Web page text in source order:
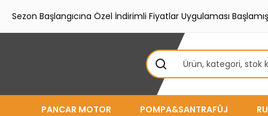
Sezon Başlangıcına Özel İndirimli Fiyatlar Uygulaması
PANCAR MOTOR POMPA&SANTRAFÜJ